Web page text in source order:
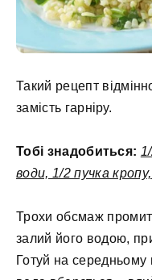
Такий рецепт
замість гарніру.
Тобі знадобиться:
води, 1/2 пучка
Трохи обсмаж
залий його водою,
Готуй на середньому